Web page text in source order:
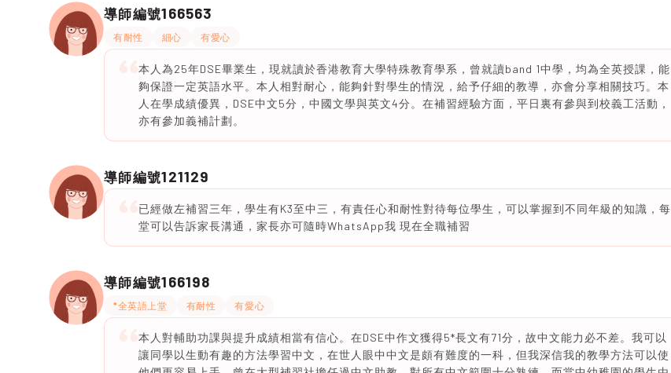
導師編號166563
有耐性 細心 有愛心
本人為25年DSE畢業生，現就讀於香港教育大學特殊教育學系，曾就讀band 1中學，均為全英授課，能
夠保證一定英語水平。本人相對耐心，能夠針對學生的情況，給予仔細的教導，亦會分享相關技巧。本
人在學成績優異，DSE中文5分，中國文學與英文4分。在補習經驗方面，平日裏有參與到校義工活動，
亦有參加義補計劃。
導師編號121129
已經做左補習三年，學生有K3至中三，有責任心和耐性對待每位學生，可以掌握到不同年級的知識，每
堂可以告訴家長溝通，家長亦可隨時WhatsApp我 現在全職補習
導師編號166198
*全英語上堂 有耐性 有愛心
本人對輔助功課與提升成績相當有信心。在DSE中作文獲得5*長文有71分，故中文能力必不差。我可以
讓同學以生動有趣的方法學習中文，在世人眼中中文是頗有難度的一科，但我深信我的教學方法可以使